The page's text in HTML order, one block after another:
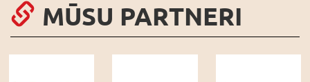
MŪSU PARTNERI